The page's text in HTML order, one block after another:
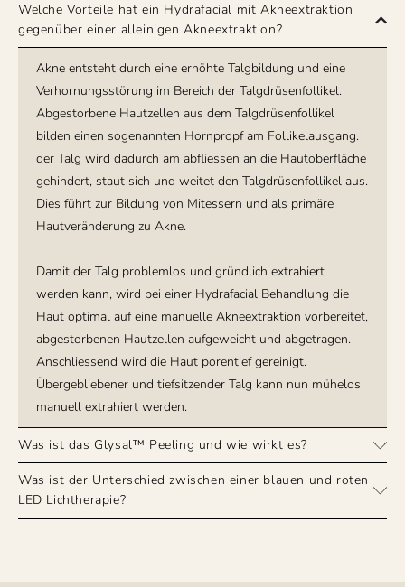
Welche Vorteile hat ein Hydrafacial mit Akneextraktion
gegenüber einer alleinigen Akneextraktion?
Akne entsteht durch eine erhöhte Talgbildung und eine
Verhornungsstörung im Bereich der Talgdrüsenfollikel.
Abgestorbene Hautzellen aus dem Talgdrüsenfollikel
bilden einen sogenannten Hornpropf am Follikelausgang.
der Talg wird dadurch am abfliessen an die Hautoberfläche
gehindert, staut sich und weitet den Talgdrüsenfollikel aus.
Dies führt zur Bildung von Mitessern und als primäre
Hautveränderung zu Akne.
Damit der Talg problemlos und gründlich extrahiert
werden kann, wird bei einer Hydrafacial Behandlung die
Haut optimal auf eine manuelle Akneextraktion vorbereitet,
abgestorbenen Hautzellen aufgeweicht und abgetragen.
Anschliessend wird die Haut porentief gereinigt.
Übergebliebener und tiefsitzender Talg kann nun mühelos
manuell extrahiert werden.
Was ist das Glysal™ Peeling und wie wirkt es?
Was ist der Unterschied zwischen einer blauen und roten
LED Lichtherapie?